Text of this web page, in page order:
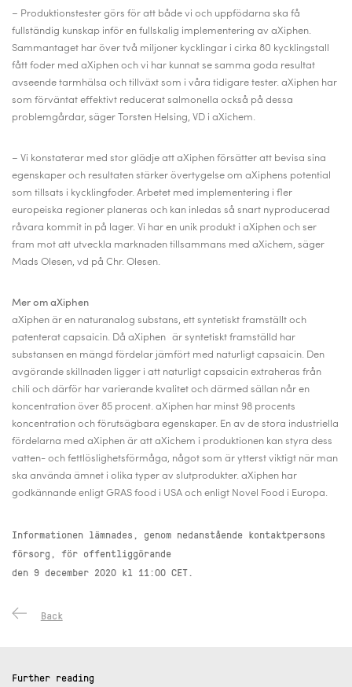
– Produktionstester görs för att både vi och uppfödarna ska få
fullständig kunskap inför en fullskalig implementering av aXiphen.
Sammantaget har över två miljoner kycklingar i cirka 80 kycklingstall
fått foder med aXiphen och vi har kunnat se samma goda resultat
avseende tarmhälsa och tillväxt som i våra tidigare tester. aXiphen har
som förväntat effektivt reducerat salmonella också på dessa
problemgårdar, säger Torsten Helsing, VD i aXichem.
– Vi konstaterar med stor glädje att aXiphen försätter att bevisa sina
egenskaper och resultaten stärker övertygelse om aXiphens potential
som tillsats i kycklingfoder. Arbetet med implementering i fler
europeiska regioner planeras och kan inledas så snart nyproducerad
råvara kommit in på lager. Vi har en unik produkt i aXiphen och ser
fram mot att utveckla marknaden tillsammans med aXichem, säger
Mads Olesen, vd på Chr. Olesen.
Mer om aXiphen
aXiphen är en naturanalog substans, ett syntetiskt framställt och
patenterat capsaicin. Då aXiphen
är syntetiskt framställd har
substansen en mängd fördelar jämfört med naturligt capsaicin. Den
avgörande skillnaden ligger i att naturligt capsaicin extraheras från
chili och därför har varierande kvalitet och därmed sällan når en
koncentration över 85 procent. aXiphen har minst 98 procents
koncentration och förutsägbara egenskaper. En av de stora industriella
fördelarna med aXiphen är att aXichem i produktionen kan styra dess
vatten- och fettlöslighetsförmåga, något som är ytterst viktigt när man
ska använda ämnet i olika typer av slutprodukter. aXiphen har
godkännande enligt GRAS food i USA och enligt Novel Food i Europa.
Informationen lämnades, genom nedanstående kontaktpersons
försorg, för offentliggörande
den 9 december 2020 kl 11:00 CET.
Back
Further reading